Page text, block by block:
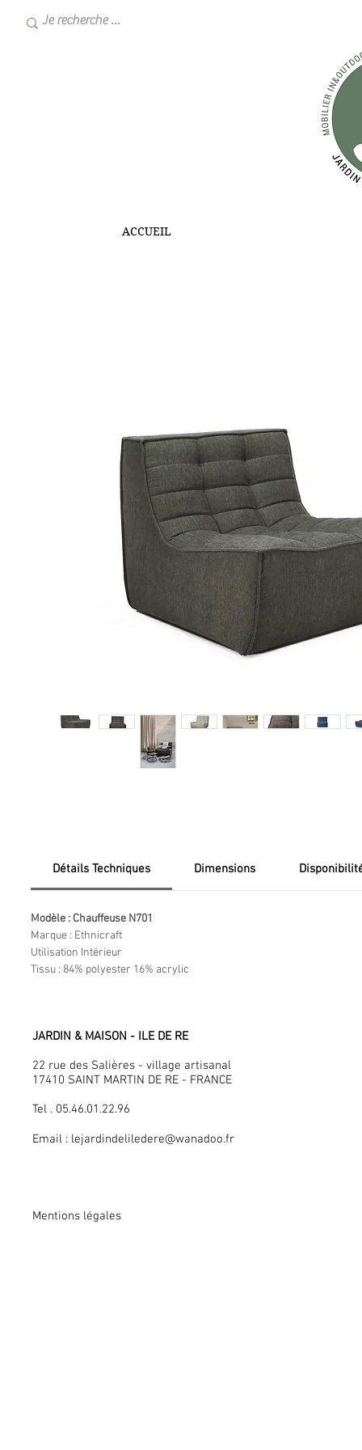
ACCUEIL
Détails Techniques Dimensions
Modèle : Chauffeuse N701
Marque : Ethnicraft
Utilisation Intérieur
Tissu : 84% polyester 16% acrylic
JARDIN & MAISON - ILE DE RE
22 rue des Salières - village artisanal
17410 SAINT MARTIN DE RE - FRANCE
Tel . 05.46.01.22.96
Email : lejardindeliledere@wanadoo.fr
Mentions légales